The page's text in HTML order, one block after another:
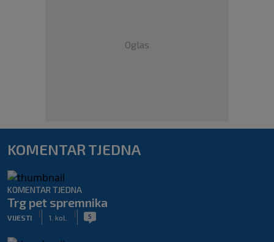
Oglas
KOMENTAR TJEDNA
KOMENTAR TJEDNA
Trg pet spremnika
VIJESTI
|
1. kol.
| 5